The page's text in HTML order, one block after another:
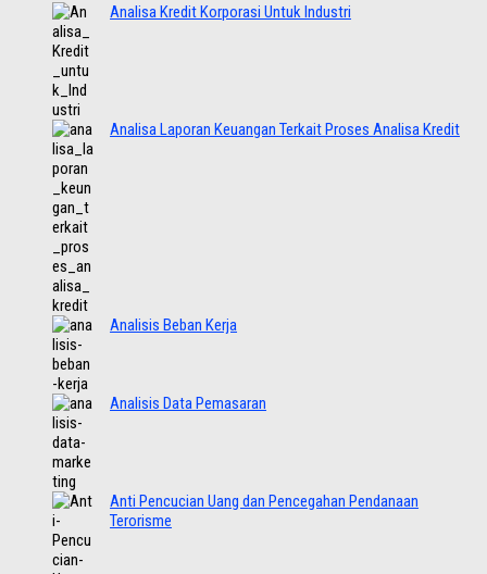
Analisa Kredit Korporasi Untuk Industri
Analisa Laporan Keuangan Terkait Proses Analisa Kredit
Analisis Beban Kerja
Analisis Data Pemasaran
Anti Pencucian Uang dan Pencegahan Pendanaan
Terorisme